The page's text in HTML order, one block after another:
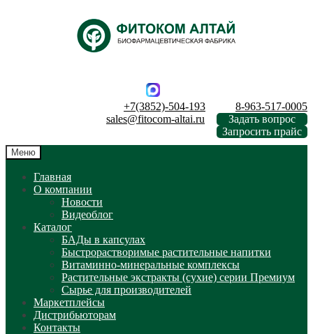
+7(3852)-504-193
8-963-517-0005
sales@fitocom-altai.ru
Задать вопрос
Запросить прайс
Меню
Главная
О компании
Новости
Видеоблог
Каталог
БАДы в капсулах
Быстрорастворимые растительные напитки
Витаминно-минеральные комплексы
Растительные экстракты (сухие) серии Премиум
Сырье для производителей
Маркетплейсы
Дистрибьюторам
Контакты